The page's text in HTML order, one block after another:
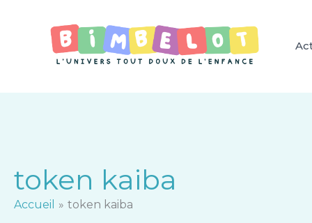
token kaiba
Accueil token kaiba